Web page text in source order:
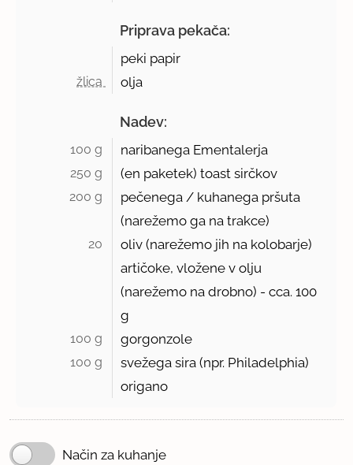
Priprava pekača:
peki papir
žlica olja
Nadev:
100 g naribanega Ementalerja
250 g (en paketek) toast sirčkov
200 g
pečenega / kuhanega pršuta
(narežemo ga na trakce)
20
oliv (narežemo jih na kolobarje)
artičoke, vložene v olju
(narežemo na drobno) - cca.100
g
100 g gorgonzole
100 g
svežega sira (npr. Philadelphia)
origano
Način za kuhanje